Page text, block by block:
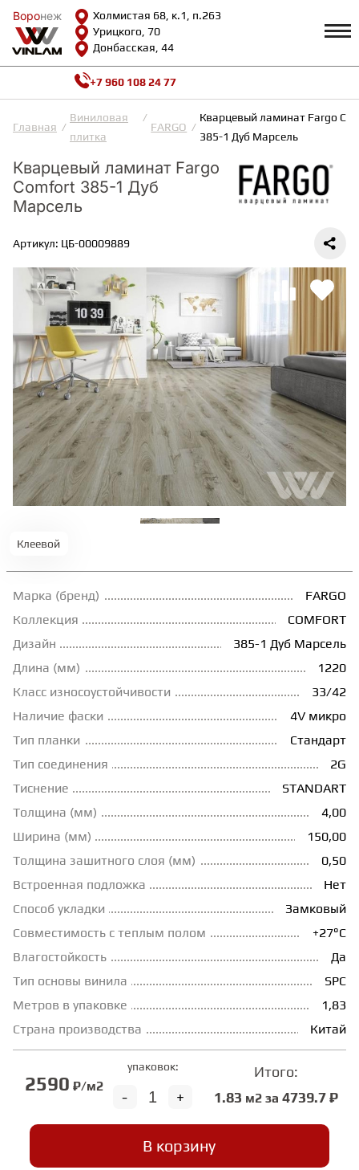
Воронеж
Холмистая 68, к.1, п.263
Урицкого, 70
Донбасская, 44
Воронеж
КАТАЛОГ Профиль
Возврат и гарантии
Сотрудничество
Вопросы и ответы
Видеообзоры
Как выбрать
Калькулятор
О нас
Контакты
ВИНИЛОВАЯ ПЛИТКА
ИНЖЕНЕРНАЯ ДОСКА
ПАРКЕТНАЯ ДОСКА
ТЕРРАСНАЯ ДОСКА
КОВРОВАЯ ПЛИТКА
МОДУЛЬНЫЕ ПВХ
ПЛИНТУС
КЛЕЙ
НАЛИВНОЙ ПОЛ
ГРУНТОВКИ
ТЕРМОПАРКЕТ
ЭКОМАССИВ
МАССИВНАЯ ДОСКА
ИСКУССТВЕННАЯ ТРАВА
ИНЖЕНЕРНЫЙ МОДУЛЬ
СТУПЕНИ
+7 960 108 24 77
Главная
Виниловая
плитка
FARGO
Кварцевый ламинат Fargo
385-1 Дуб Марсель
Кварцевый ламинат Fargo
Comfort 385-1 Дуб
Марсель
Артикул: ЦБ-00009889
Клеевой
Марка (бренд)
FARGO
Коллекция
COMFORT
Дизайн
385-1 Дуб Марсель
Длина (мм)
1220
Класс износоустойчивости
33/42
Наличие фаски
4V микро
Тип планки
Стандарт
Тип соединения
2G
Тиснение
STANDART
Толщина (мм)
4,00
Ширина (мм)
150,00
Толщина зашитного слоя (мм)
0,50
Встроенная подложка
Нет
Способ укладки
Замковый
Совместимость с теплым полом
+27°С
Влагостойкость
Да
Тип основы винила
SPC
Метров в упаковке
1,83
Страна производства
Китай
2590 ₽/м2
упаковок:
+
-
Итого:
1.83 м2 за 4739.7 ₽
В корзину